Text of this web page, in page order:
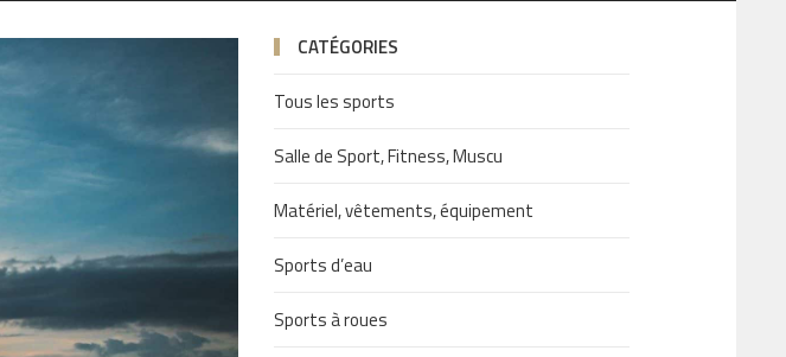
CATÉGORIES
Tous les sports
Salle de Sport, Fitness, Muscu
Matériel, vêtements, équipement
Sports d’eau
Sports à roues